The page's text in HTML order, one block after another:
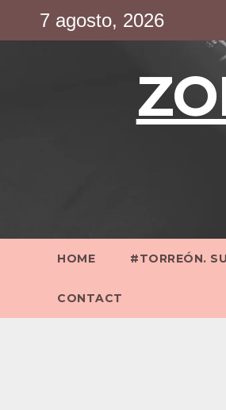
7 agosto, 2026
HOME #TORREÓN.
CONTACT